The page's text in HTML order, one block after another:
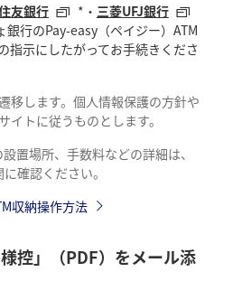
友銀行 *・ 三菱UFJ銀行
行のPay-easy（ペイジー）ATM
指示にしたがってお手続きくださ
移します。個人情報保護の方針や
イトに従うものとします。
置場所、手数料などの詳細は、
確認ください。
収納操作方法
控」（PDF）をメール添